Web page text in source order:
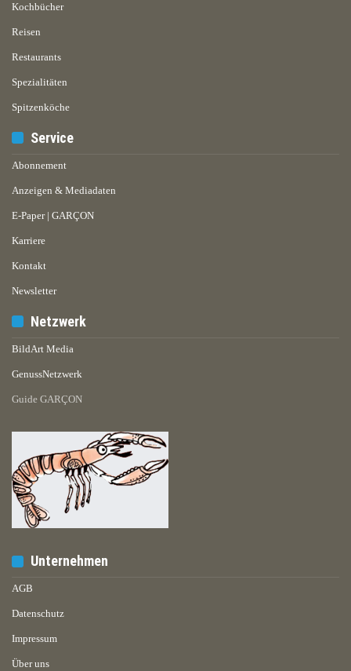
Kochbücher
Reisen
Restaurants
Spezialitäten
Spitzenköche
Service
Abonnement
Anzeigen & Mediadaten
E-Paper | GARÇON
Karriere
Kontakt
Newsletter
Netzwerk
BildArt Media
GenussNetzwerk
Guide GARÇON
Unternehmen
AGB
Datenschutz
Impressum
Über uns